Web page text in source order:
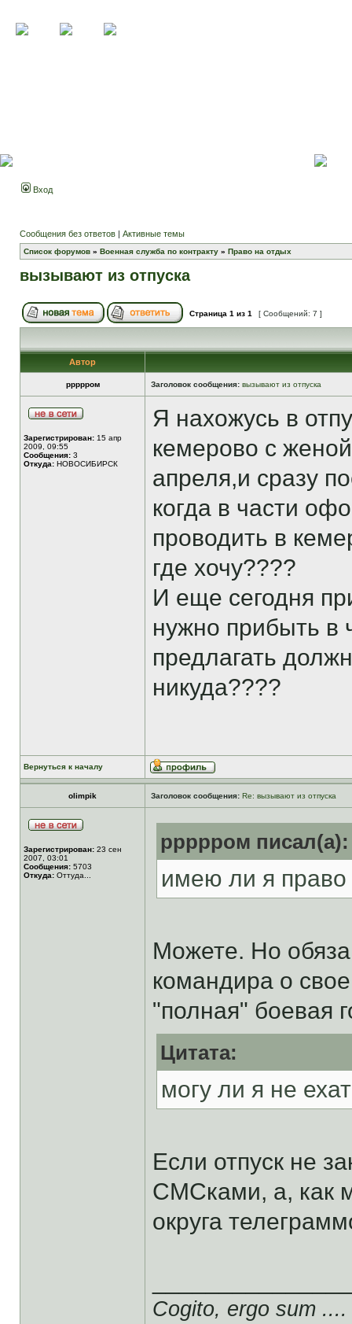
Вход
Сообщения без ответов | Активные темы
Список форумов » Военная служба по контракту » Право на отдых
вызывают из отпуска
Страница 1 из 1 [ Сообщений: 7 ]
Автор
ррррром Заголовок сообщения: вызывают из отпуска
Зарегистрирован: 15 апр
2009, 09:55
Сообщения: 3
Откуда: НОВОСИБИРСК
Я нахожусь в
кемерово с
апреля,и сразу
когда в части
проводить в
где хочу????
И еще сегодня
нужно прибыть в
предлагать
никуда????
Вернуться к началу
olimpik Заголовок сообщения: Re: вызывают из отпуска
Зарегистрирован: 23 сен
2007, 03:01
Сообщения: 5703
Откуда: Оттуда...
ррррром писал(а):
имею ли я право
Можете. Но
командира о
"полная" боевая
Цитата:
могу ли я не
Если отпуск не
СМСками, а, как
округа
Cogito, ergo sum ....